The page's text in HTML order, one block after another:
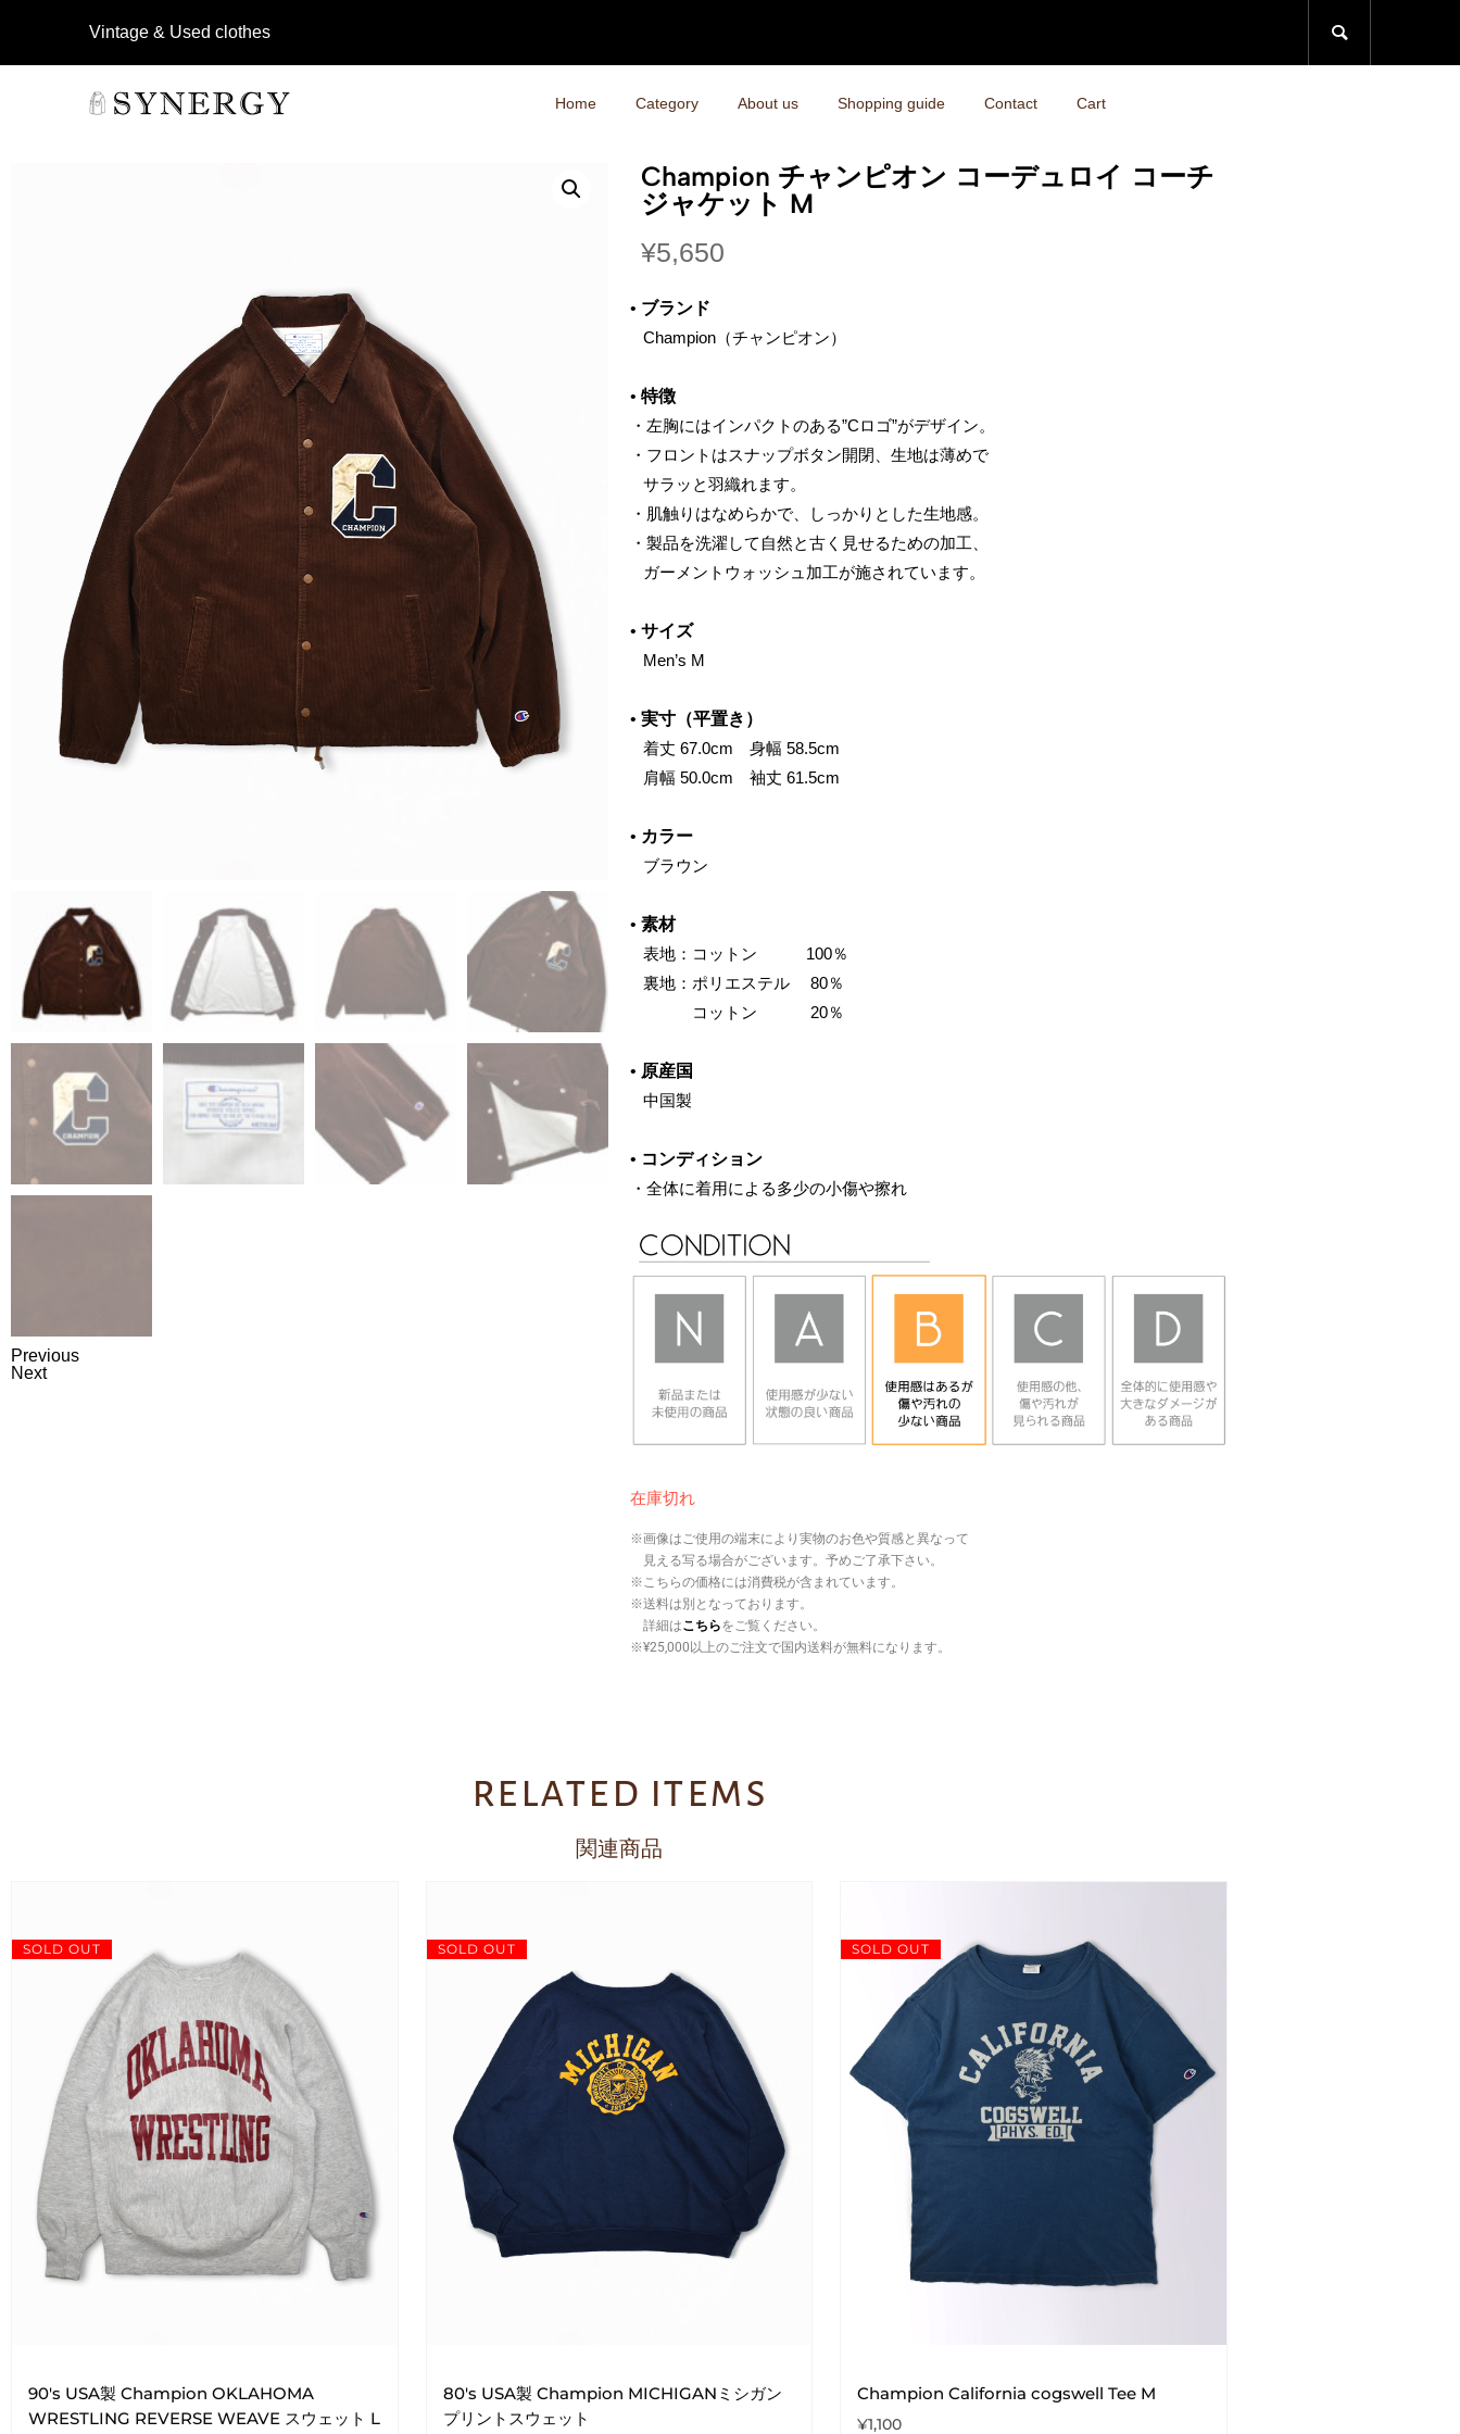
Vintage & Used clothes 
Home Category About us Shopping guide Contact Cart
Previous
Next
Champion チャンピオン コーデュロイ コーチ
ジャケット M
¥5,650
• ブランド
‌ Champion（チャンピオン）
• 特徴
・左胸にはインパクトのある”Cロゴ”がデザイン。
・フロントはスナップボタン開閉、生地は薄めで
‌ サラッと羽織れます。
・肌触りはなめらかで、しっかりとした生地感。
・製品を洗濯して自然と古く見せるための加工、
‌ ガーメントウォッシュ加工が施されています。
• サイズ
‌ Men’s M
• 実寸（平置き）
‌ 着丈 67.0cm 身幅 58.5cm
‌ 肩幅 50.0cm 袖丈 61.5cm
• カラー
‌ ブラウン
• 素材
‌ 表地：コットン 100％
‌ 裏地：ポリエステル 80％
‌ コットン 20％
• 原産国
‌ 中国製
• コンディション
・全体に着用による多少の小傷や擦れ
在庫切れ
※画像はご使用の端末により実物のお色や質感と異なって
見える写る場合がございます。予めご了承下さい。
※こちらの価格には消費税が含まれています。
※送料は別となっております。
詳細はこちらをご覧ください。
※¥25,000以上のご注文で国内送料が無料になります。
related items
関連商品
SOLD OUT
90's USA製 Champion OKLAHOMA
WRESTLING REVERSE WEAVE スウェット L
SOLD OUT
80's USA製 Champion MICHIGANミシガン
プリントスウェット
SOLD OUT
Champion California cogswell Tee M
¥1,100